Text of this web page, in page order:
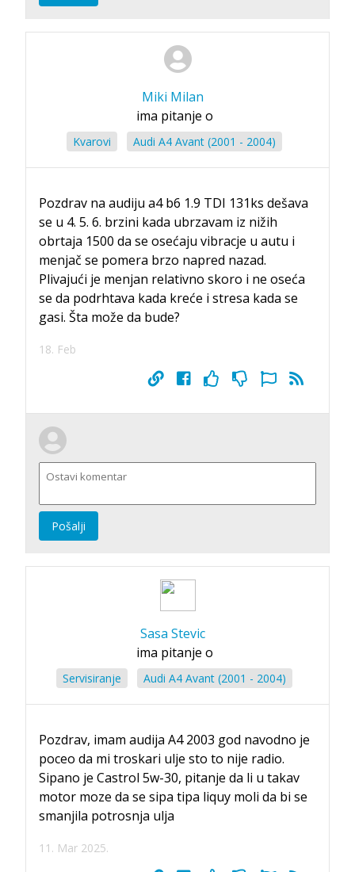
Miki Milan
ima pitanje o
Kvarovi Audi A4 Avant (2001 - 2004)
Pozdrav na audiju a4 b6 1.9 TDI 131ks dešava
se u 4. 5. 6. brzini kada ubrzavam iz nižih
obrtaja 1500 da se osećaju vibracje u autu i
menjač se pomera brzo napred nazad.
Plivajući je menjan relativno skoro i ne oseća
se da podrhtava kada kreće i stresa kada se
gasi. Šta može da bude?
18. Feb
Pošalji
Sasa Stevic
ima pitanje o
Servisiranje Audi A4 Avant (2001 - 2004)
Pozdrav, imam audija A4 2003 god navodno je
poceo da mi troskari ulje sto to nije radio.
Sipano je Castrol 5w-30, pitanje da li u takav
motor moze da se sipa tipa liquy moli da bi se
smanjila potrosnja ulja
11. Mar 2025.